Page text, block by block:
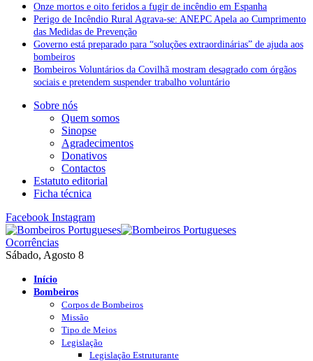
Onze mortos e oito feridos a fugir de incêndio em Espanha
Perigo de Incêndio Rural Agrava-se: ANEPC Apela ao Cumprimento
das Medidas de Prevenção
Governo está preparado para “soluções extraordinárias” de ajuda aos
bombeiros
Bombeiros Voluntários da Covilhã mostram desagrado com órgãos
sociais e pretendem suspender trabalho voluntário
Sobre nós
Quem somos
Sinopse
Agradecimentos
Donativos
Contactos
Estatuto editorial
Ficha técnica
Facebook Instagram
Ocorrências
Sábado, Agosto 8
Início
Bombeiros
Corpos de Bombeiros
Missão
Tipo de Meios
Legislação
Legislação Estruturante